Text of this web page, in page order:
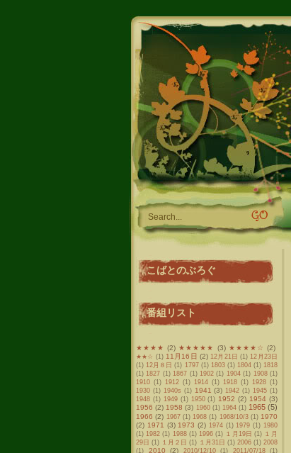
こばとのぶろぐ
番組リスト
★★★★ (2) ★★★★★ (3) ★★★★☆ (2)
★★☆ (1) 11月16日 (2) 12月21日 (1) 12月23日
(1) 12月８日 (1) 1797 (1) 1803 (1) 1804 (1) 1818
(1) 1827 (1) 1867 (1) 1902 (1) 1904 (1) 1908 (1)
1910 (1) 1912 (1) 1914 (1) 1918 (1) 1928 (1)
1930 (1) 1940s (1) 1941 (3) 1942 (1) 1945 (1)
1948 (1) 1949 (1) 1950 (1) 1952 (2) 1954 (3)
1956 (2) 1958 (3) 1960 (1) 1964 (1) 1965 (5)
1966 (2) 1967 (1) 1968 (1) 1968/10/3 (1) 1970
(2) 1971 (3) 1973 (2) 1974 (1) 1979 (1) 1980
(1) 1982 (1) 1988 (1) 1996 (1) １月19日 (1) １月
29日 (1) １月２日 (1) １月31日 (1) 2006 (1) 2008
(1)
2010 (2) 2010/12/10 (1) 2011/07/18
(1)